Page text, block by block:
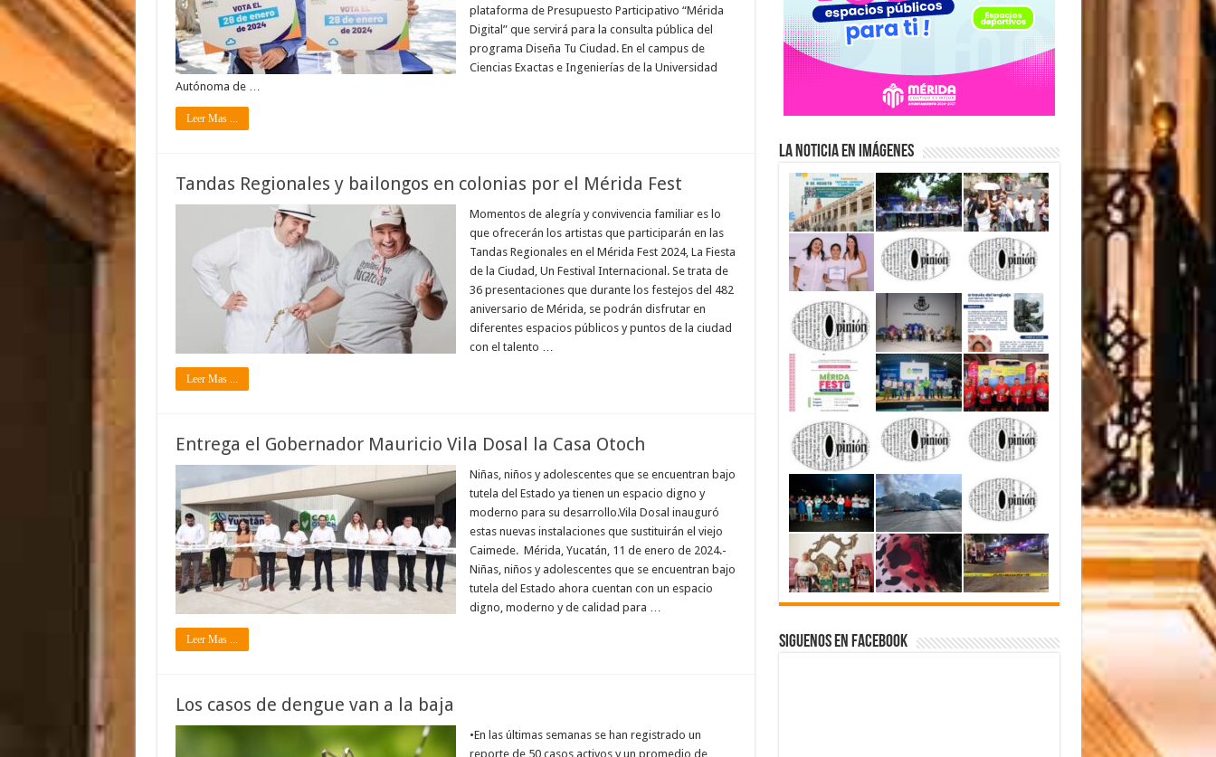
plataforma de Presupuesto Participativo “Mérida
Digital” que servirá para la consulta pública del
programa Diseña Tu Ciudad. En el campus de
Ciencias Exactas e Ingenierías de la Universidad
Autónoma de …
Leer Mas ...
Tandas Regionales y bailongos en colonias por el Mérida Fest
Momentos de alegría y convivencia familiar es lo
que ofrecerán los artistas que participarán en las
Tandas Regionales en el Mérida Fest 2024, La Fiesta
de la Ciudad, Un Festival Internacional. Se trata de
36 presentaciones que durante los festejos del 482
aniversario de Mérida, se podrán disfrutar en
diferentes espacios públicos y puntos de la ciudad
con el talento …
Leer Mas ...
Entrega el Gobernador Mauricio Vila Dosal la Casa Otoch
Niñas, niños y adolescentes que se encuentran bajo
tutela del Estado ya tienen un espacio digno y
moderno para su desarrollo.Vila Dosal inauguró
estas nuevas instalaciones que sustituirán el viejo
Caimede. Mérida, Yucatán, 11 de enero de 2024.-
Niñas, niños y adolescentes que se encuentran bajo
tutela del Estado ahora cuentan con un espacio
digno, moderno y de calidad para …
Leer Mas ...
Los casos de dengue van a la baja
•En las últimas semanas se han registrado un
reporte de 50 casos activos y un promedio de
La Noticia en Imágenes
Siguenos en Facebook